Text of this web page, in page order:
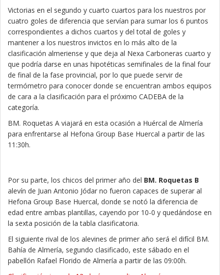
Victorias en el segundo y cuarto cuartos para los nuestros por
cuatro goles de diferencia que servían para sumar los 6 puntos
correspondientes a dichos cuartos y del total de goles y
mantener a los nuestros invictos en lo más alto de la
clasificación almeriense y que deja al Nexa Carboneras cuarto y
que podría darse en unas hipotéticas semifinales de la final four
de final de la fase provincial, por lo que puede servir de
termómetro para conocer donde se encuentran ambos equipos
de cara a la clasificación para el próximo CADEBA de la
categoría.
BM. Roquetas A viajará en esta ocasión a Huércal de Almería
para enfrentarse al Hefona Group Base Huercal a partir de las
11:30h.
Por su parte, los chicos del primer año del BM. Roquetas B
alevín de Juan Antonio Jódar no fueron capaces de superar al
Hefona Group Base Huercal, donde se notó la diferencia de
edad entre ambas plantillas, cayendo por 10-0 y quedándose en
la sexta posición de la tabla clasificatoria.
El siguiente rival de los alevines de primer año será el difícil BM.
Bahía de Almería, segundo clasificado, este sábado en el
pabellón Rafael Florido de Almería a partir de las 09:00h.